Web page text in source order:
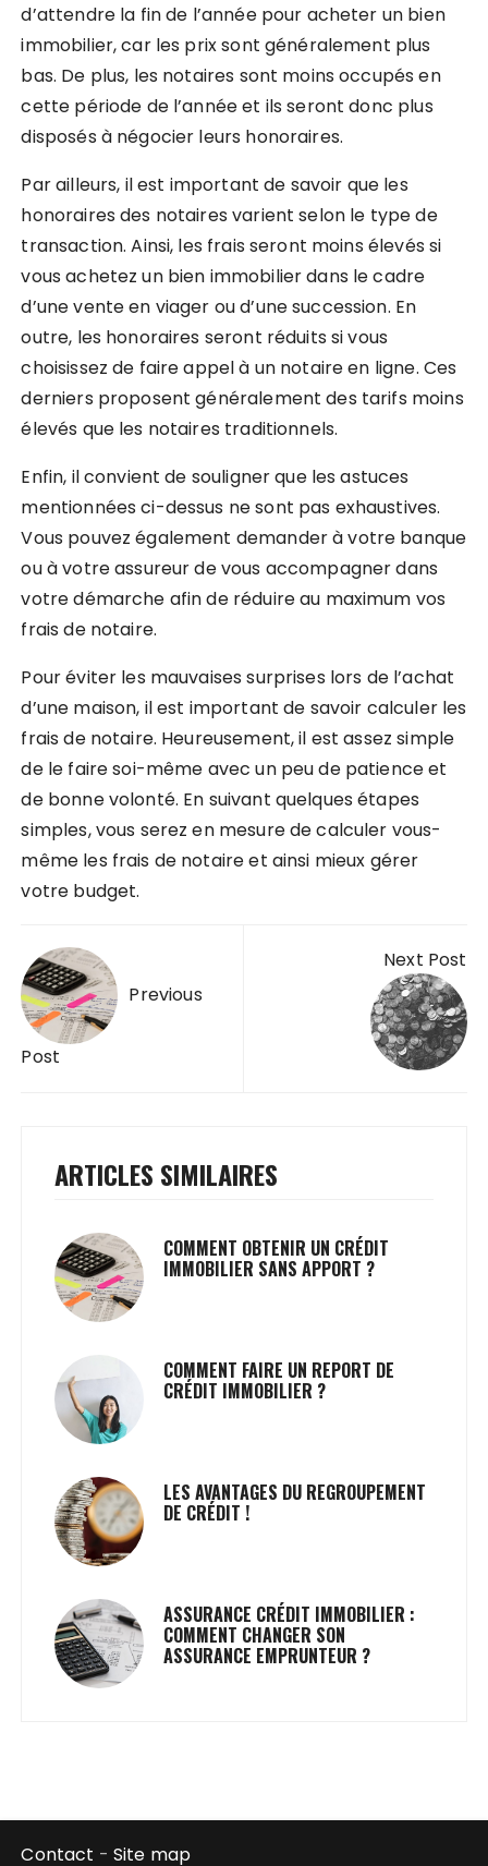
d’attendre la fin de l’année pour acheter un bien
immobilier, car les prix sont généralement plus
bas. De plus, les notaires sont moins occupés en
cette période de l’année et ils seront donc plus
disposés à négocier leurs honoraires.
Par ailleurs, il est important de savoir que les
honoraires des notaires varient selon le type de
transaction. Ainsi, les frais seront moins élevés si
vous achetez un bien immobilier dans le cadre
d’une vente en viager ou d’une succession. En
outre, les honoraires seront réduits si vous
choisissez de faire appel à un notaire en ligne. Ces
derniers proposent généralement des tarifs moins
élevés que les notaires traditionnels.
Enfin, il convient de souligner que les astuces
mentionnées ci-dessus ne sont pas exhaustives.
Vous pouvez également demander à votre banque
ou à votre assureur de vous accompagner dans
votre démarche afin de réduire au maximum vos
frais de notaire.
Pour éviter les mauvaises surprises lors de l’achat
d’une maison, il est important de savoir calculer les
frais de notaire. Heureusement, il est assez simple
de le faire soi-même avec un peu de patience et
de bonne volonté. En suivant quelques étapes
simples, vous serez en mesure de calculer vous-
même les frais de notaire et ainsi mieux gérer
votre budget.
Navigation
de
l’article Previous
Post
Next Post
ARTICLES SIMILAIRES
COMMENT OBTENIR UN CRÉDIT
IMMOBILIER SANS APPORT ?
COMMENT FAIRE UN REPORT DE
CRÉDIT IMMOBILIER ?
LES AVANTAGES DU REGROUPEMENT
DE CRÉDIT !
ASSURANCE CRÉDIT IMMOBILIER :
COMMENT CHANGER SON
ASSURANCE EMPRUNTEUR ?
Contact - Site map